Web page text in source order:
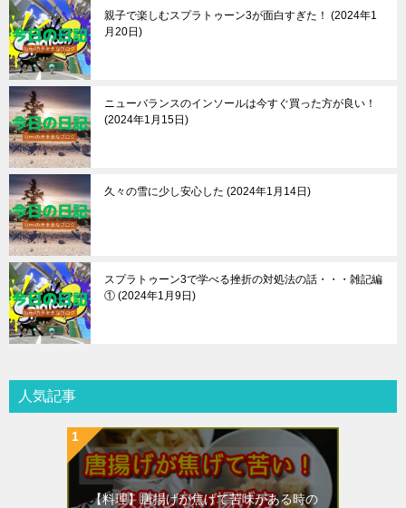
親子で楽しむスプラトゥーン3が面白すぎた！
2024年1
月20日
ニューバランスのインソールは今すぐ買った方が良い！
2024年1月15日
久々の雪に少し安心した 2024年1月14日
スプラトゥーン3で学べる挫折の対処法の話・・・雑記編
① 2024年1月9日
人気記事
【料理】唐揚げが焦げて苦味がある時の